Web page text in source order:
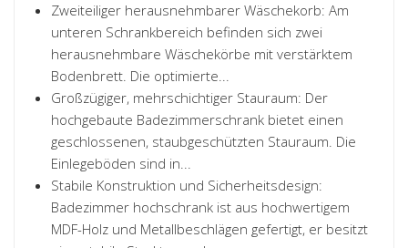
Zweiteiliger herausnehmbarer Wäschekorb: Am
unteren Schrankbereich befinden sich zwei
herausnehmbare Wäschekörbe mit verstärktem
Bodenbrett. Die optimierte...
Großzügiger, mehrschichtiger Stauraum: Der
hochgebaute Badezimmerschrank bietet einen
geschlossenen, staubgeschützten Stauraum. Die
Einlegeböden sind in...
Stabile Konstruktion und Sicherheitsdesign:
Badezimmer hochschrank ist aus hochwertigem
MDF-Holz und Metallbeschlägen gefertigt, er besitzt